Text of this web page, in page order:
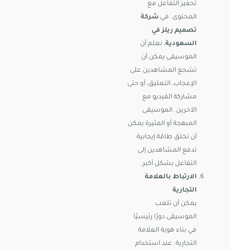
تحفيز التفاعل مع
المحتوى. في شركة
تصميم ريلز في
السعودية، نعلم أن
الموسيقى يمكن أن
تشجع المشاهدين على
الإعجاب، التعليق، أو حتى
مشاركة الفيديو مع
الآخرين. الموسيقى
المبهجة أو المثيرة يمكن
أن تخلق طاقة إيجابية
تدفع المشاهدين إلى
التفاعل بشكل أكبر.
الارتباط بالعلامة
التجارية
يمكن أن تلعب
الموسيقى دورًا رئيسيًا
في بناء هوية العلامة
التجارية. عند استخدام